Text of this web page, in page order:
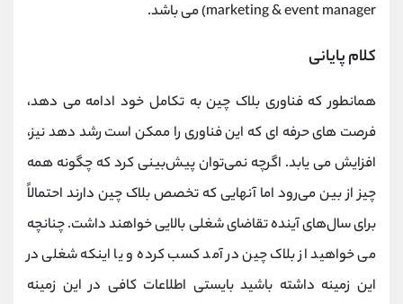
marketing & event manager) می باشد.
کلام پایانی
همانطور که فناوری بلاک چین به تکامل خود ادامه می دهد،
فرصت های حرفه ای که این فناوری را ممکن است رشد دهد نیز،
افزایش می یابد. اگرچه نمی‌توان پیش‌بینی کرد که چگونه همه
چیز از بین می‌رود اما آنهایی که تخصص بلاک چین دارند احتمالاً
برای سال‌های آینده تقاضای شغلی بالایی خواهند داشت. چنانچه
می خواهید از بلاک چین در آمد کسب کرده و یا اینکه شغلی در
این زمینه داشته باشید بایستی اطلاعات کافی در این زمینه